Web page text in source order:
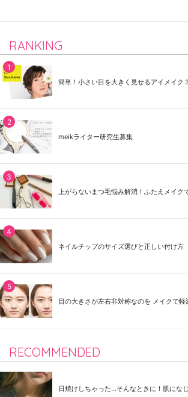
RANKING
簡単！小さい目を大きく見せるアイメイク
meikライター研究生募集
上がらないまつ毛悩み解消！ふたえメイク
ネイルチップのサイズ選びと正しい付け方
目の大きさが左右非対称なのを メイクで軽
RECOMMENDED
日焼けしちゃった...そんなときに！肌にな